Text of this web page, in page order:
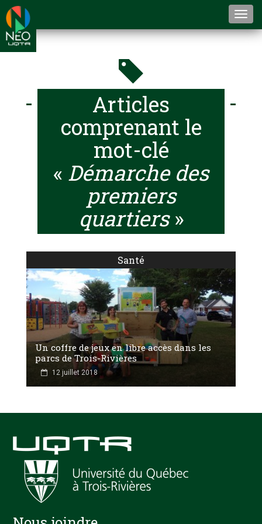
Articles
comprenant le
mot-clé
« Démarche des
premiers
quartiers»
Santé
Un coffre de jeux en libre accès dans les
parcs de Trois-Rivières
12 juillet 2018